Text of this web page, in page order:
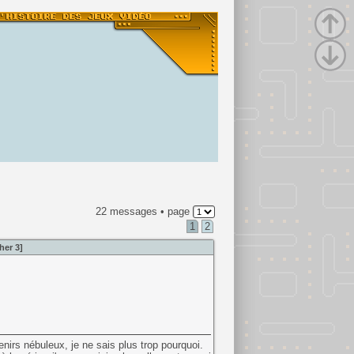
22 messages • page
1
2
3]
nébuleux, je ne sais plus trop pourquoi.